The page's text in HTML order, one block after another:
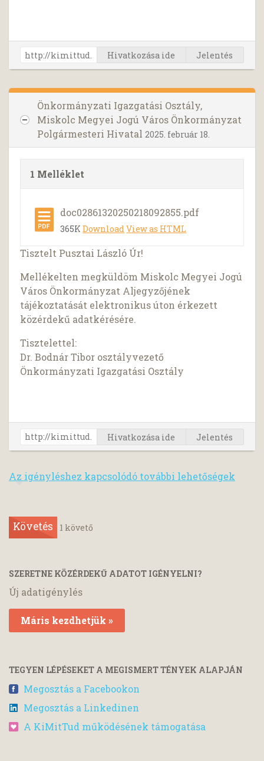
Hivatkozása ide Jelentés
Önkormányzati Igazgatási Osztály,
Miskolc Megyei Jogú Város Önkormányzat
Polgármesteri Hivatal 2025. február 18.
1 Melléklet
doc02861320250218092855.pdf
365KDownloadView as HTML
Tisztelt Pusztai László Úr!
Mellékelten megküldöm Miskolc Megyei Jogú
Város Önkormányzat Aljegyzőjének
tájékoztatását elektronikus úton érkezett
közérdekű adatkérésére.
Tisztelettel:
Dr. Bodnár Tibor osztályvezető
Önkormányzati Igazgatási Osztály
Hivatkozása ide Jelentés
Az igényléshez kapcsolódó további lehetőségek
Követés 1 követő
SZERETNE KÖZÉRDEKŰ ADATOT IGÉNYELNI?
Új adatigénylés
Máris kezdhetjük »
TEGYEN LÉPÉSEKET A MEGISMERT TÉNYEK ALAPJÁN
Megosztás a Facebookon
Megosztás a Linkedinen
A KiMitTud működésének támogatása